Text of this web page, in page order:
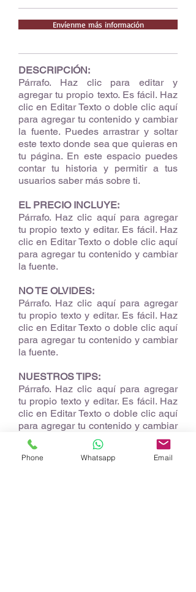
Envíenme más información
DESCRIPCIÓN:
Párrafo. Haz clic para editar y
agregar tu propio texto. Es fácil. Haz
clic en Editar Texto o doble clic aquí
para agregar tu contenido y cambiar
la fuente. Puedes arrastrar y soltar
este texto donde sea que quieras en
tu página. En este espacio puedes
contar tu historia y permitir a tus
usuarios saber más sobre ti.
EL PRECIO INCLUYE:
Párrafo. Haz clic aquí para agregar
tu propio texto y editar. Es fácil. Haz
clic en Editar Texto o doble clic aquí
para agregar tu contenido y cambiar
la fuente.
NO TE OLVIDES:
Párrafo. Haz clic aquí para agregar
tu propio texto y editar. Es fácil. Haz
clic en Editar Texto o doble clic aquí
para agregar tu contenido y cambiar
la fuente.
NUESTROS TIPS:
Párrafo. Haz clic aquí para agregar
tu propio texto y editar. Es fácil. Haz
clic en Editar Texto o doble clic aquí
para agregar tu contenido y cambiar
la fuente.
A
Phone Whatsapp Email